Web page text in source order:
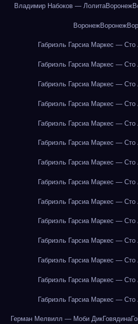
Владимир Набоков — ЛолитаВоронеж
ВоронежВоронеж
Габриэль Гарсиа Маркес — Сто
Габриэль Гарсиа Маркес — Сто
Габриэль Гарсиа Маркес — Сто
Габриэль Гарсиа Маркес — Сто
Габриэль Гарсиа Маркес — Сто
Габриэль Гарсиа Маркес — Сто
Габриэль Гарсиа Маркес — Сто
Габриэль Гарсиа Маркес — Сто
Габриэль Гарсиа Маркес — Сто
Габриэль Гарсиа Маркес — Сто
Габриэль Гарсиа Маркес — Сто
Габриэль Гарсиа Маркес — Сто
Габриэль Гарсиа Маркес — Сто
Габриэль Гарсиа Маркес — Сто
Герман Мелвилл — Моби ДикГовядина